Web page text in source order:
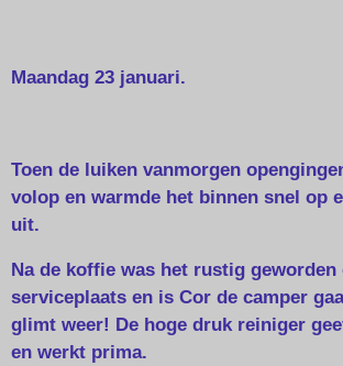
Maandag 23 januari.
Toen de luiken vanmorgen
volop en warmde het binnen snel op
uit.
Na de koffie was het rustig geworden
serviceplaats en is Cor de camper
glimt weer! De hoge druk reiniger
en werkt prima.